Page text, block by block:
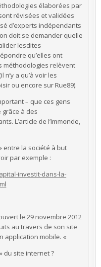
élaborées par
révisées et validées
d’experts indépendants
doit se demander quelle
lesdites
qu’elles ont
méthodologies relèvent
n’y a qu’à voir les
ou encore sur Rue89).
– que ces gens
à des
L’article de l’Immonde,
entre la société à but
par exemple :
investit-dans-la-
le 29 novembre 2012
au travers de son site
application mobile. «
du site internet ?